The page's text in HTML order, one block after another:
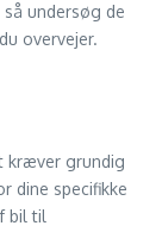
undersøg de
overvejer.
kræver grundig
dine specifikke
bil til